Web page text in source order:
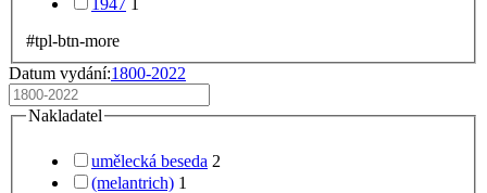
1947 1
#tpl-btn-more
Datum vydání:1800-2022
Nakladatel
umělecká beseda 2
(melantrich) 1